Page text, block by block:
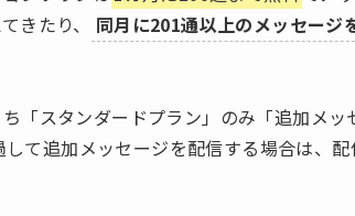
きたり、
同月に201通以上のメッセージ
「スタンダードプラン」のみ「追加メッ
て追加メッセージを配信する場合は、